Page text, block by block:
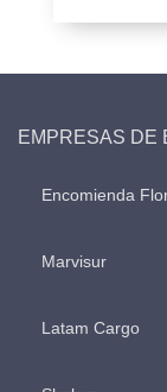
EMPRESAS DE
Encomienda
Marvisur
Latam Cargo